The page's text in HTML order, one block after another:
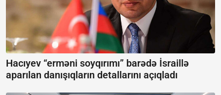
Hacıyev “erməni soyqırımı” barədə İsraillə
aparılan danışıqların detallarını açıqladı